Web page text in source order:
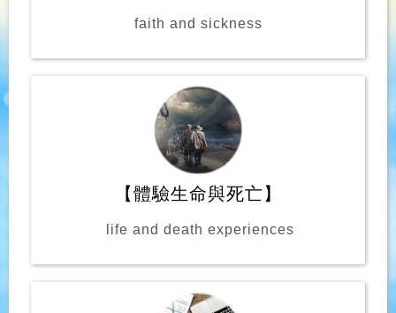
faith and sickness
【體驗生命與死亡】
life and death experiences